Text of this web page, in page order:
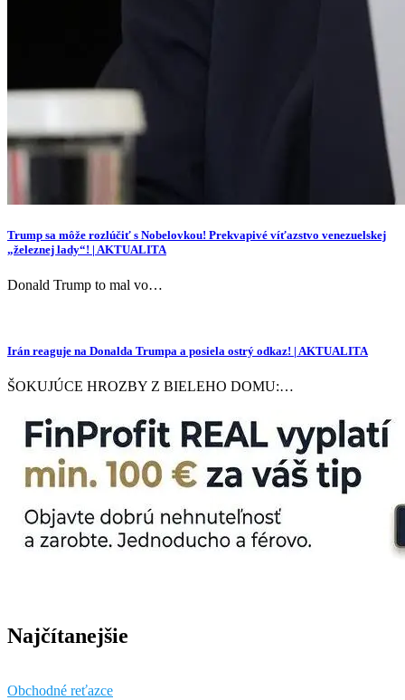
Trump sa môže rozlúčiť s Nobelovkou! Prekvapivé víťazstvo venezuelskej
„železnej lady“! | AKTUALITA
Donald Trump to mal vo…
Irán reaguje na Donalda Trumpa a posiela ostrý odkaz! | AKTUALITA
ŠOKUJÚCE HROZBY Z BIELEHO DOMU:…
Najčítanejšie
Obchodné reťazce